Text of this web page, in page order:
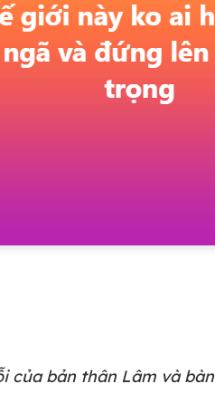
của bản thân Lâm và